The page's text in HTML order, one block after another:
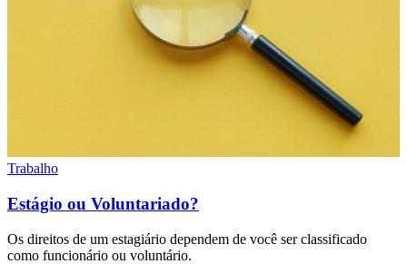
Trabalho
Estágio ou Voluntariado?
Os direitos de um estagiário dependem de você ser classificado
como funcionário ou voluntário.